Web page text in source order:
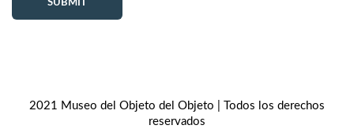
2021 Museo del Objeto del Objeto | Todos los derechos
reservados